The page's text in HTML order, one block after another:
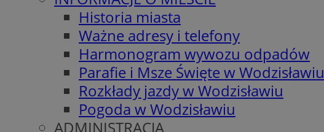
Historia miasta
Ważne adresy i telefony
Harmonogram wywozu odpadów
Parafie i Msze Święte w Wodzisławiu
Rozkłady jazdy w Wodzisławiu
Pogoda w Wodzisławiu
ADMINISTRACJA